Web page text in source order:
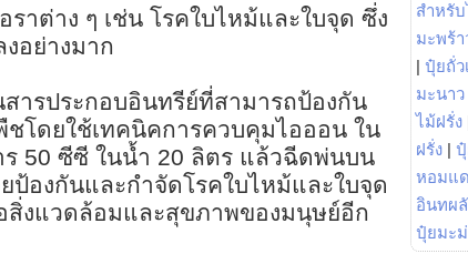
าต่าง ๆ เช่น โรคใบไหม้และใบจุด ซึ่ง
อย่างมาก
สารประกอบอินทรีย์ที่สามารถป้องกัน
ชโดยใช้เทคนิคการควบคุมไอออน ใน
ร 50 ซีซี ในน้ำ 20 ลิตร แล้วฉีดพ่นบน
องกันและกำจัดโรคใบไหม้และใบจุด
สิ่งแวดล้อมและสุขภาพของมนุษย์อีก
สำหรั
มะพร้า
| ปุ๋ยถั่ว
มะนาว
ไม้ฝรั่ง
ฝรั่ง |
หอมแ
อินทผ
ปุ๋ยมะ